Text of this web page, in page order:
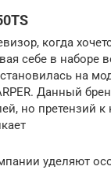
когда
себе в наборе
на
Данный
но претензий к
уделяют